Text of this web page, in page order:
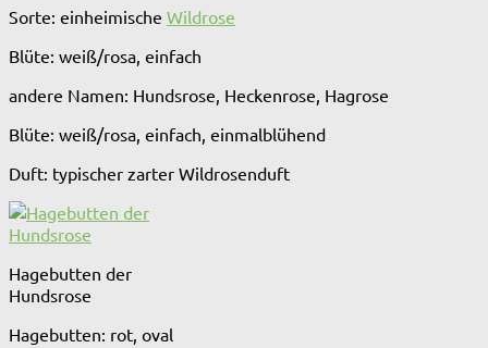
Sorte: einheimische Wildrose
Blüte: weiß/rosa, einfach
andere Namen: Hundsrose, Heckenrose, Hagrose
Blüte: weiß/rosa, einfach, einmalblühend
Duft: typischer zarter Wildrosenduft
Hagebutten der
Hundsrose
Hagebutten: rot, oval